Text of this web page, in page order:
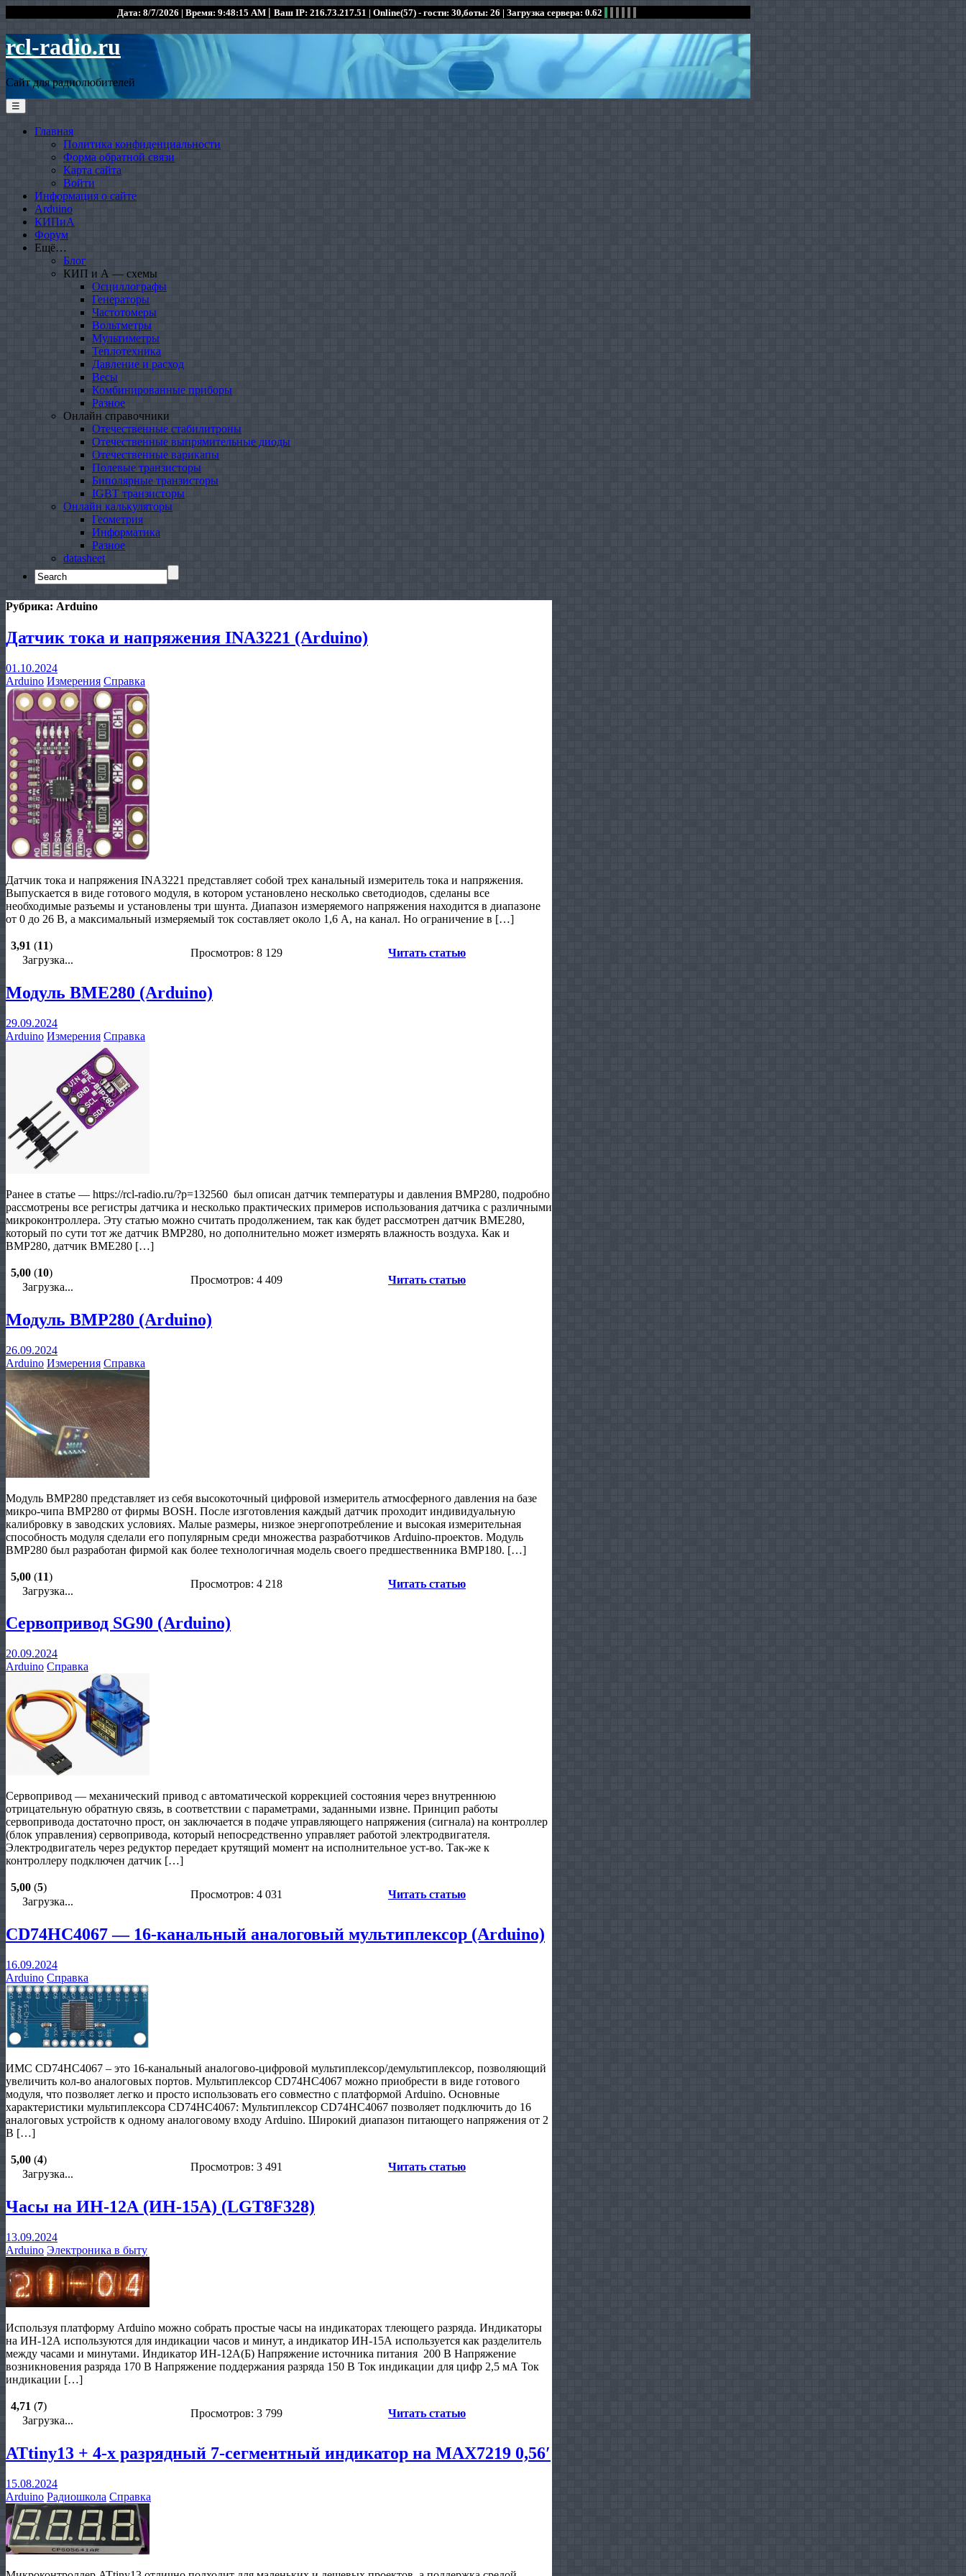
Дата: 8/7/2026 | Время: 9:48:15 AM | Ваш IP: 216.73.217.51 | Online(57) - гости: 30,боты: 26 | Загрузка сервера: 0.62
rcl-radio.ru
Сайт для радиолюбителей
☰
Главная
Политика конфиденциальности
Форма обратной связи
Карта сайта
Войти
Информация о сайте
Arduino
КИПиА
Форум
Ещё…
Блог
КИП и А — схемы
Осциллографы
Генераторы
Частотомеры
Вольтметры
Мультиметры
Теплотехника
Давление и расход
Весы
Комбинированные приборы
Разное
Онлайн справочники
Отечественные стабилитроны
Отечественные выпрямительные диоды
Отечественные варикапы
Полевые транзисторы
Биполярные транзисторы
IGBT транзисторы
Онлайн калькуляторы
Геометрия
Информатика
Разное
datasheet
Search
for:
Рубрика: Arduino
Датчик тока и напряжения INA3221 (Arduino)
01.10.2024
Arduino Измерения Справка
Датчик тока и напряжения INA3221 представляет собой трех канальный измеритель тока и напряжения.
Выпускается в виде готового модуля, в котором установлено несколько светодиодов, сделаны все
необходимые разъемы и установлены три шунта. Диапазон измеряемого напряжения находится в диапазоне
от 0 до 26 В, а максимальный измеряемый ток составляет около 1,6 А, на канал. Но ограничение в […]
3,91 (11)
Загрузка...
Просмотров: 8 129 Читать статью
Модуль BME280 (Arduino)
29.09.2024
Arduino Измерения Справка
Ранее в статье — https://rcl-radio.ru/?p=132560 был описан датчик температуры и давления BMP280, подробно
рассмотрены все регистры датчика и несколько практических примеров использования датчика с различными
микроконтроллера. Эту статью можно считать продолжением, так как будет рассмотрен датчик BME280,
который по сути тот же датчик BMP280, но дополнительно может измерять влажность воздуха. Как и
BMP280, датчик BME280 […]
5,00 (10)
Загрузка...
Просмотров: 4 409 Читать статью
Модуль BMP280 (Arduino)
26.09.2024
Arduino Измерения Справка
Модуль BMP280 представляет из себя высокоточный цифровой измеритель атмосферного давления на базе
микро-чипа BMP280 от фирмы BOSH. После изготовления каждый датчик проходит индивидуальную
калибровку в заводских условиях. Малые размеры, низкое энергопотребление и высокая измерительная
способность модуля сделали его популярным среди множества разработчиков Arduino-проектов. Модуль
BMP280 был разработан фирмой как более технологичная модель своего предшественника BMP180. […]
5,00 (11)
Загрузка...
Просмотров: 4 218 Читать статью
Сервопривод SG90 (Arduino)
20.09.2024
Arduino Справка
Сервопривод — механический привод с автоматической коррекцией состояния через внутреннюю
отрицательную обратную связь, в соответствии с параметрами, заданными извне. Принцип работы
сервопривода достаточно прост, он заключается в подаче управляющего напряжения (сигнала) на контроллер
(блок управления) сервопривода, который непосредственно управляет работой электродвигателя.
Электродвигатель через редуктор передает крутящий момент на исполнительное уст-во. Так-же к
контроллеру подключен датчик […]
5,00 (5)
Загрузка...
Просмотров: 4 031 Читать статью
CD74HC4067 — 16-канальный аналоговый мультиплексор (Arduino)
16.09.2024
Arduino Справка
ИМС CD74HC4067 – это 16-канальный аналогово-цифровой мультиплексор/демультиплексор, позволяющий
увеличить кол-во аналоговых портов. Мультиплексор CD74HC4067 можно приобрести в виде готового
модуля, что позволяет легко и просто использовать его совместно с платформой Arduino. Основные
характеристики мультиплексора CD74HC4067: Мультиплексор CD74HC4067 позволяет подключить до 16
аналоговых устройств к одному аналоговому входу Arduino. Широкий диапазон питающего напряжения от 2
В […]
5,00 (4)
Загрузка...
Просмотров: 3 491 Читать статью
Часы на ИН-12А (ИН-15А) (LGT8F328)
13.09.2024
Arduino Электроника в быту
Используя платформу Arduino можно собрать простые часы на индикаторах тлеющего разряда. Индикаторы
на ИН-12А используются для индикации часов и минут, а индикатор ИН-15А используется как разделитель
между часами и минутами. Индикатор ИН-12А(Б) Напряжение источника питания 200 В Напряжение
возникновения разряда 170 В Напряжение поддержания разряда 150 В Ток индикации для цифр 2,5 мА Ток
индикации […]
4,71 (7)
Загрузка...
Просмотров: 3 799 Читать статью
ATtiny13 + 4-х разрядный 7-сегментный индикатор на MAX7219 0,56′
15.08.2024
Arduino Радиошкола Справка